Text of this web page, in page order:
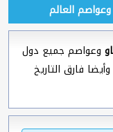
العالم
وعواصم جميع دول
فارق التاريخ